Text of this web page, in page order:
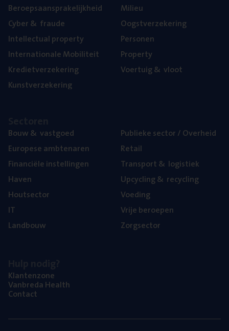
Beroeps­aan­spra­ke­lijk­heid
Cyber& fraude
Intel­lec­tu­al property
Inter­na­ti­o­na­le Mobiliteit
Kre­diet­ver­ze­ke­ring
Kunst­ver­ze­ke­ring
Mili­eu
Oogst­ver­ze­ke­ring
Per­so­nen
Pro­per­ty
Voer­tuig& vloot
Bouw& vastgoed
Euro­pe­se ambtenaren
Finan­ci­ë­le instellingen
Haven
Hout­sec­tor
IT
Land­bouw
Publie­ke sec­tor / Overheid
Retail
Trans­port& logistiek
Upcy­cling& recycling
Voe­ding
Vrije beroe­pen
Zorg­sec­tor
Klan­ten­zo­ne
Van­b­re­da Health
Con­tact